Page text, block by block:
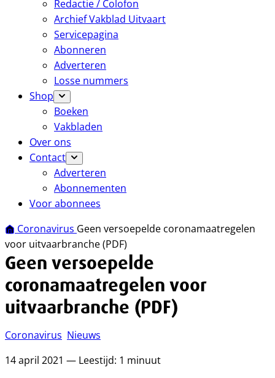
Redactie / Colofon
Archief Vakblad Uitvaart
Servicepagina
Abonneren
Adverteren
Losse nummers
Shop
Boeken
Vakbladen
Over ons
Contact
Adverteren
Abonnementen
Voor abonnees
Coronavirus Geen versoepelde coronamaatregelen
voor uitvaarbranche (PDF)
Geen versoepelde
coronamaatregelen voor
uitvaarbranche (PDF)
Coronavirus Nieuws
14 april 2021 — Leestijd: 1 minuut